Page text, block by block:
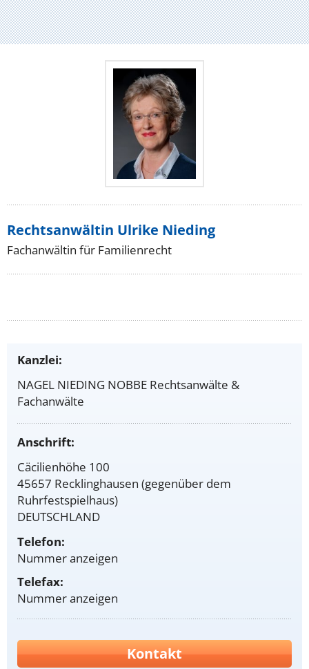
Rechtsanwältin Ulrike Nieding
Fachanwältin für Familienrecht
Kanzlei:
NAGEL NIEDING NOBBE Rechtsanwälte &
Fachanwälte
Anschrift:
Cäcilienhöhe 100
45657 Recklinghausen (gegenüber dem
Ruhrfestspielhaus)
DEUTSCHLAND
Telefon:
Nummer anzeigen
Telefax:
Nummer anzeigen
Kontakt